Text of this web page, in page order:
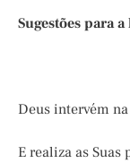
Sugestões para
Deus intervém
E realiza as Suas